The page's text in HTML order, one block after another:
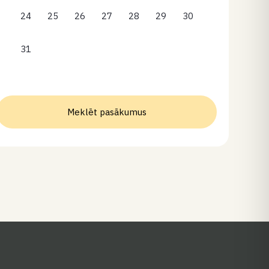
24 25 26 27 28 29 30
31
Meklēt pasākumus